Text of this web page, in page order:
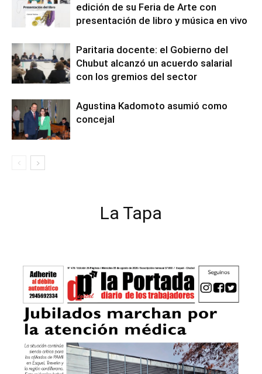
edición de su Feria de Arte con
presentación de libro y música en vivo
Paritaria docente: el Gobierno del
Chubut alcanzó un acuerdo salarial
con los gremios del sector
Agustina Kadomoto asumió como
concejal
La Tapa